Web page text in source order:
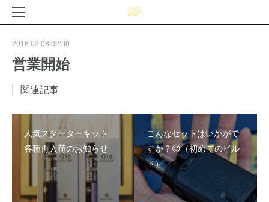
2018.03.08 02:00
営業開始
関連記事
人気スターターキット
各種再入荷のお知らせ
こんなセットはいかがで
すか？😉（初めてのビル
ド）